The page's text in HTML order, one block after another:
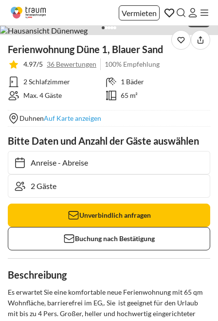
Vermieten
Ferienwohnung Düne 1, Blauer Sand
4.97/5 36 Bewertungen 100% Empfehlung
2 Schlafzimmer
1 Bäder
Max. 4 Gäste
65 m²
DuhnenAuf Karte anzeigen
Bitte Daten und Anzahl der Gäste auswählen
Anreise- Abreise
Unverbindlich anfragen
Buchung nach Bestätigung
Beschreibung
Es erwartet Sie eine komfortable neue Ferienwohnung mit 65 qm
Wohnfläche, barrierefrei im EG,. Sie  ist geeignet für den Urlaub
mit bis zu 4 Pers. Großer, heller und hochwertig eingerichteter